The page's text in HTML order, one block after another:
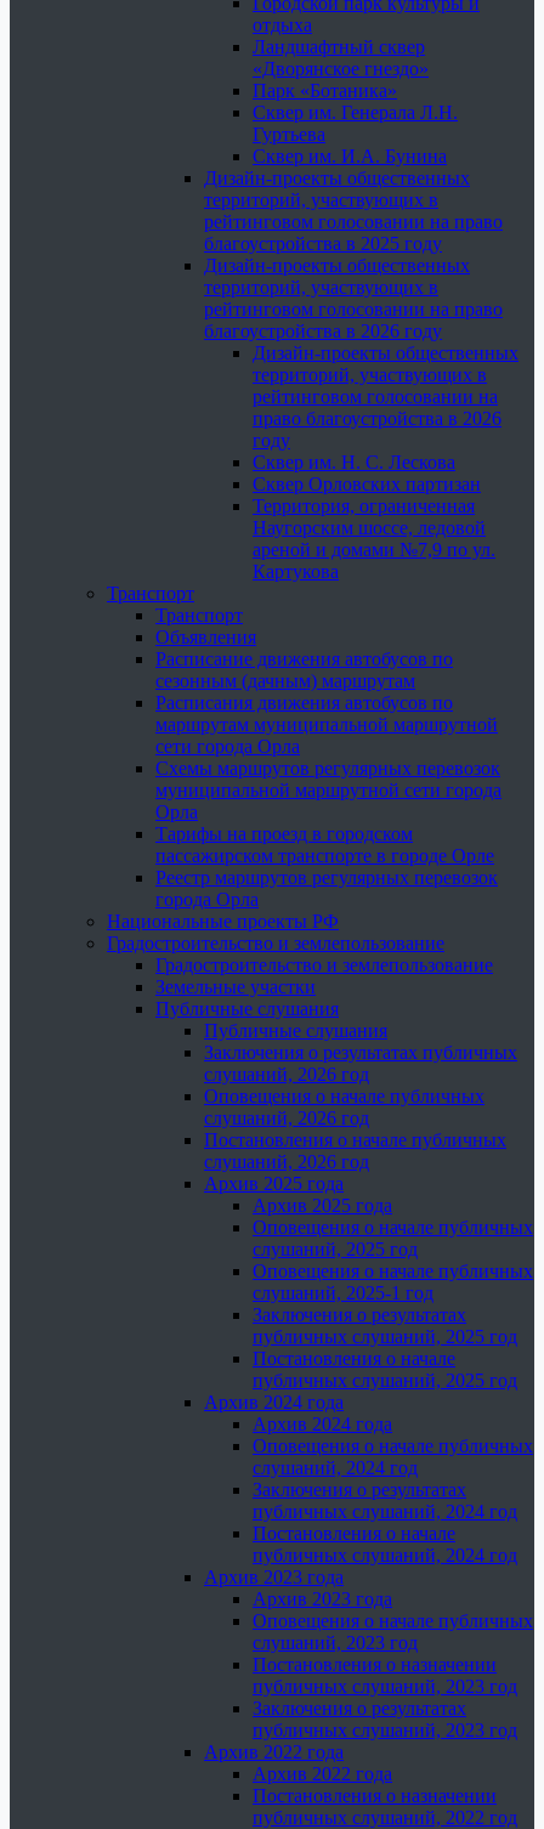
отдыха
Ландшафтный сквер
«Дворянское гнездо»
Парк «Ботаника»
Сквер им. Генерала Л.Н.
Гуртьева
Сквер им. И.А. Бунина
Дизайн-проекты общественных
территорий, участвующих в
рейтинговом голосовании на право
благоустройства в 2025 году
Дизайн-проекты общественных
территорий, участвующих в
рейтинговом голосовании на право
благоустройства в 2026 году
Дизайн-проекты общественных
территорий, участвующих в
рейтинговом голосовании на
право благоустройства в 2026
году
Сквер им. Н. С. Лескова
Сквер Орловских партизан
Территория, ограниченная
Наугорским шоссе, ледовой
ареной и домами №7,9 по ул.
Картукова
Транспорт
Транспорт
Объявления
Расписание движения автобусов по
сезонным (дачным) маршрутам
Расписания движения автобусов по
маршрутам муниципальной маршрутной
сети города Орла
Схемы маршрутов регулярных перевозок
муниципальной маршрутной сети города
Орла
Тарифы на проезд в городском
пассажирском транспорте в городе Орле
Реестр маршрутов регулярных перевозок
города Орла
Национальные проекты РФ
Градостроительство и землепользование
Градостроительство и землепользование
Земельные участки
Публичные слушания
Публичные слушания
Заключения о результатах публичных
слушаний, 2026 год
Оповещения о начале публичных
слушаний, 2026 год
Постановления о начале публичных
слушаний, 2026 год
Архив 2025 года
Архив 2025 года
Оповещения о начале публичных
слушаний, 2025 год
Оповещения о начале публичных
слушаний, 2025-1 год
Заключения о результатах
публичных слушаний, 2025 год
Постановления о начале
публичных слушаний, 2025 год
Архив 2024 года
Архив 2024 года
Оповещения о начале публичных
слушаний, 2024 год
Заключения о результатах
публичных слушаний, 2024 год
Постановления о начале
публичных слушаний, 2024 год
Архив 2023 года
Архив 2023 года
Оповещения о начале публичных
слушаний, 2023 год
Постановления о назначении
публичных слушаний, 2023 год
Заключения о результатах
публичных слушаний, 2023 год
Архив 2022 года
Архив 2022 года
Постановления о назначении
публичных слушаний, 2022 год